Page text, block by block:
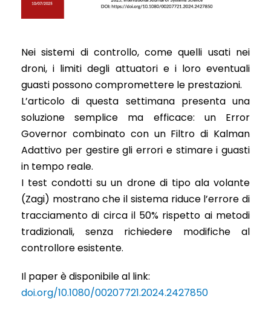
Nei sistemi di controllo, come quelli usati nei
droni, i limiti degli attuatori e i loro eventuali
guasti possono compromettere le prestazioni.
L’articolo di questa settimana presenta una
soluzione semplice ma efficace: un Error
Governor combinato con un Filtro di Kalman
Adattivo per gestire gli errori e stimare i guasti
in tempo reale.
I test condotti su un drone di tipo ala volante
(Zagi) mostrano che il sistema riduce l’errore di
tracciamento di circa il 50% rispetto ai metodi
tradizionali, senza richiedere modifiche al
controllore esistente.
Il paper è disponibile al link:
doi.org/10.1080/00207721.2024.2427850